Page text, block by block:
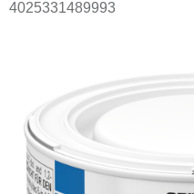
4025331489993